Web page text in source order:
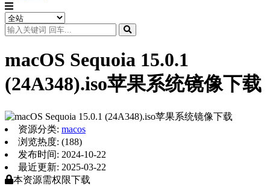
macOS Sequoia 15.0.1
(24A348).iso苹果系统镜像下载
资源分类: macos
浏览热度: (188)
发布时间: 2024-10-22
最近更新: 2025-03-22
本资源需权限下载